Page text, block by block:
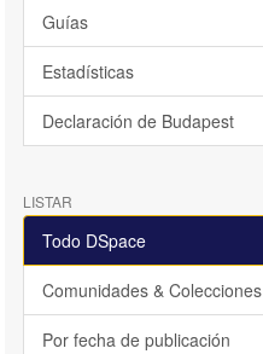
Guías
Estadísticas
Declaración de Budapest
LISTAR
Todo DSpace
Comunidades & Colecciones
Por fecha de publicación